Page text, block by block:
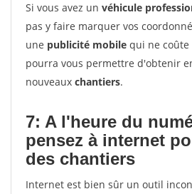
Si vous avez un véhicule
pas y faire marquer vos
une publicité mobile qui ne
pourra vous permettre d'obtenir
nouveaux chantiers.
7: A l'heure du
pensez à internet
des chantiers
Internet est bien sûr un outil